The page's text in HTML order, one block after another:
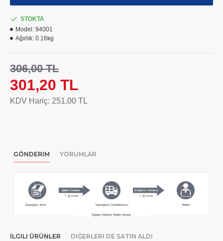
301,20 TL
306,00 TL
KDV Hariç: 251,00 TL
STOKTA
Model: 94001
Ağırlık: 0.16kg
GÖNDERIM YORUMLAR
İLGILI ÜRÜNLER DIĞERLERI DE SATIN ALDI